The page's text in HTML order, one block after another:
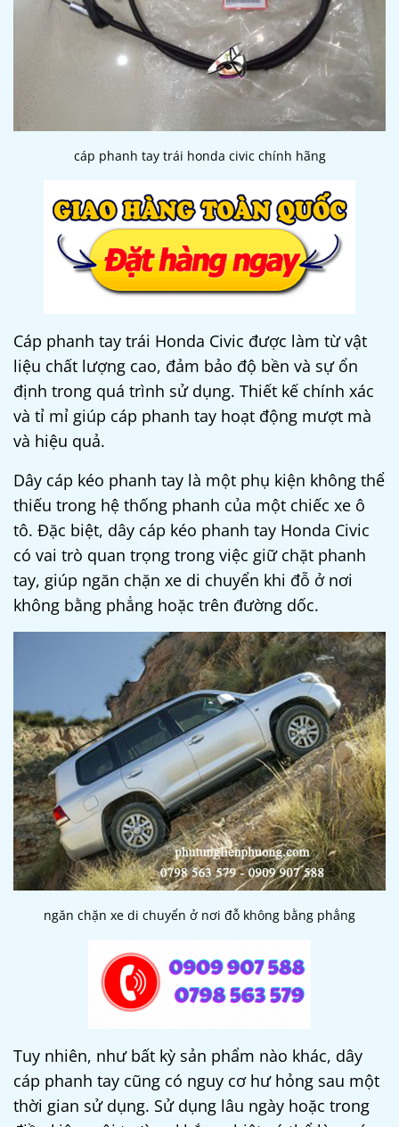
cáp phanh tay trái honda civic chính hãng
Cáp phanh tay trái Honda Civic được làm từ vật
liệu chất lượng cao, đảm bảo độ bền và sự ổn
định trong quá trình sử dụng. Thiết kế chính xác
và tỉ mỉ giúp cáp phanh tay hoạt động mượt mà
và hiệu quả.
Dây cáp kéo phanh tay là một phụ kiện không thể
thiếu trong hệ thống phanh của một chiếc xe ô
tô. Đặc biệt, dây cáp kéo phanh tay Honda Civic
có vai trò quan trọng trong việc giữ chặt phanh
tay, giúp ngăn chặn xe di chuyển khi đỗ ở nơi
không bằng phẳng hoặc trên đường dốc.
ngăn chặn xe di chuyển ở nơi đỗ không bằng phẳng
Tuy nhiên, như bất kỳ sản phẩm nào khác, dây
cáp phanh tay cũng có nguy cơ hư hỏng sau một
thời gian sử dụng. Sử dụng lâu ngày hoặc trong